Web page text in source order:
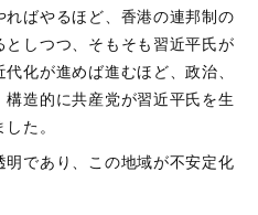
ばやるほど、香港の連邦制の
しつつ、そもそも習近平氏が
化が進めば進むほど、政治、
造的に共産党が習近平氏を生
た。
であり、この地域が不安定化